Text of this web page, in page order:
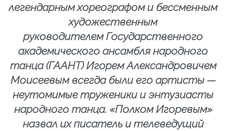
легендарным хореографом и бессменным
художественным
руководителем Государственного
академического ансамбля народного
танца (ГААНТ) Игорем Александровичем
Моисеевым всегда были его артисты —
неутомимые труженики и энтузиасты
народного танца. «Полком Игоревым»
назвал их писатель и телеведущий